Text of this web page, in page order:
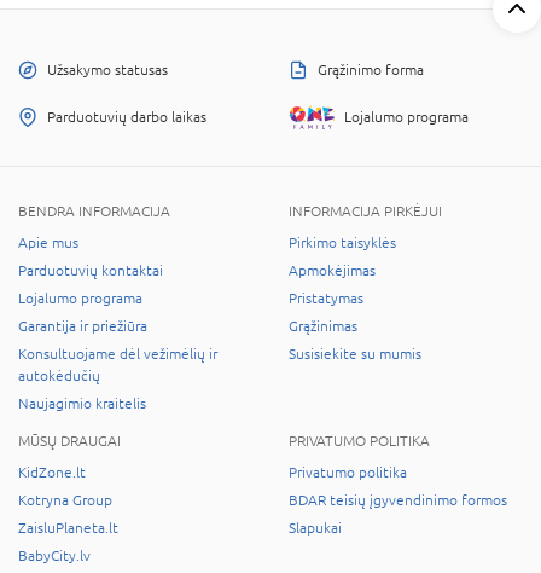
Užsakymo statusas Grąžinimo forma
Parduotuvių darbo laikas Lojalumo programa
BENDRA INFORMACIJA
Apie mus
Parduotuvių kontaktai
Lojalumo programa
Garantija ir priežiūra
Konsultuojame dėl vežimėlių ir
autokėdučių
Naujagimio kraitelis
INFORMACIJA PIRKĖJUI
Pirkimo taisyklės
Apmokėjimas
Pristatymas
Grąžinimas
Susisiekite su mumis
MŪSŲ DRAUGAI
KidZone.lt
Kotryna Group
ZaisluPlaneta.lt
BabyCity.lv
PRIVATUMO POLITIKA
Privatumo politika
BDAR teisių įgyvendinimo formos
Slapukai